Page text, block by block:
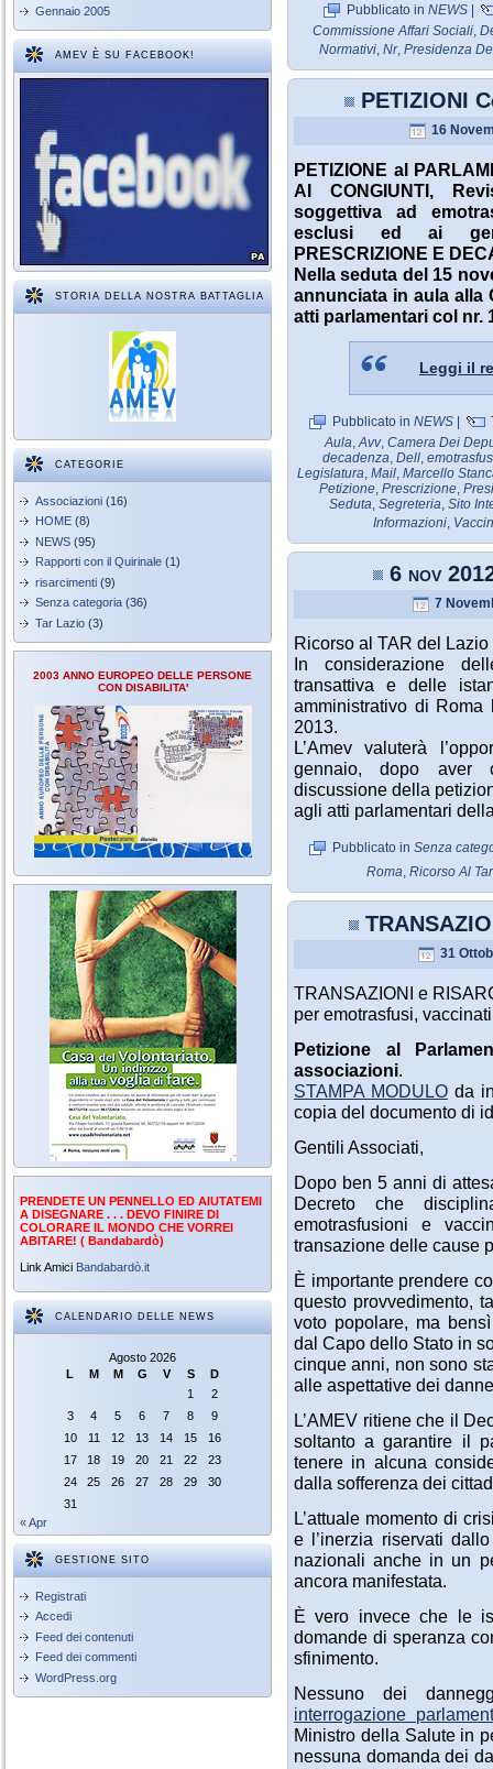
Gennaio 2005
AMEV È SU FACEBOOK!
STORIA DELLA NOSTRA BATTAGLIA
CATEGORIE
Associazioni (16)
HOME (8)
NEWS (95)
Rapporti con il Quirinale (1)
risarcimenti (9)
Senza categoria (36)
Tar Lazio (3)
2003 ANNO EUROPEO DELLE PERSONE
CON DISABILITA'
PRENDETE UN PENNELLO ED AIUTATEMI
A DISEGNARE . . . DEVO FINIRE DI
COLORARE IL MONDO CHE VORREI
ABITARE! ( Bandabardò)
Link Amici Bandabardò.it
CALENDARIO DELLE NEWS
Agosto 2026
L
M M G V S
D
1
2
3
4 5 6 7 8
9
10
11 12 13 14 15
16
17
18 19 20 21 22
23
24
25 26 27 28 29
30
31
« Apr
GESTIONE SITO
Registrati
Accedi
Feed dei contenuti
Feed dei commenti
WordPress.org
Pubblicato in NEWS|
Commissione Affari Sociali
Normativi, Nr, Presidenza
PETIZIONI
16
PETIZIONE al
AI CONGIUNTI,
soggettiva ad
esclusi ed ai
PRESCRIZIONE E
Nella seduta del 15
annunciata in aula alla
atti parlamentari col nr.
Leggi il
Pubblicato in NEWS|
Aula,Avv, Camera Dei
decadenza, Dell,
Legislatura, Mail, Marcello
Petizione, Prescrizione, Presi
Seduta, Segreteria, Sito
Informazioni,
6 nov
7
Ricorso al TAR del
In considerazione
transattiva e delle
amministrativo di
2013.
L’Amev valuterà
gennaio, dopo aver
discussione della
agli atti parlamentari
Pubblicato in Senza
Roma, Ricorso Al Tar
31
TRANSAZIONI e
per emotrasfusi,
Petizione al
associazioni.
STAMPA MODULOda
copia del documento di
Gentili Associati,
Dopo ben 5 anni di
Decreto che
emotrasfusioni e
transazione delle cause
È importante prendere
questo provvedimento,
voto popolare, ma
dal Capo dello Stato in
cinque anni, non sono
alle aspettative dei
L’AMEV ritiene che il
soltanto a garantire il
tenere in alcuna
dalla sofferenza dei
L’attuale momento di
e l’inerzia riservati
nazionali anche in un
ancora manifestata.
È vero invece che le
domande di speranza
sfinimento.
Nessuno dei
interrogazione
Ministro della Salute in
nessuna domanda dei